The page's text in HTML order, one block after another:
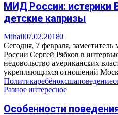
МИД России: истерики
детские капризы
Mihail07.02.20180
Сегодня, 7 февраля,
России Сергей Рябков в
недовольство американских
укрепляющихся отношений
Политикаребёноксшаповедение
Разное интересное
Особенности